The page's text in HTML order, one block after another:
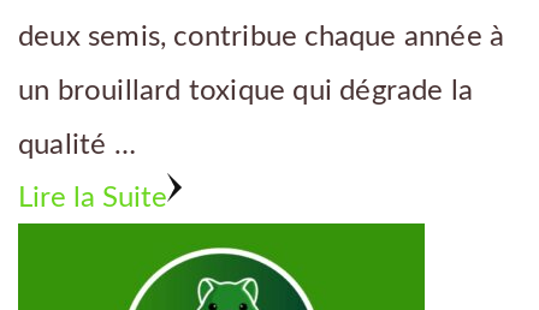
deux semis, contribue chaque année à
un brouillard toxique qui dégrade la
qualité …
Lire la Suite